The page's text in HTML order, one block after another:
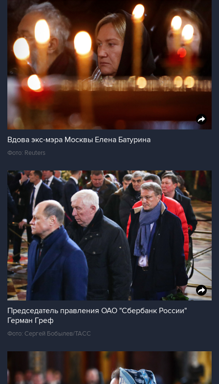
Вдова экс-мэра Москвы Елена Батурина
Фото: Reuters
Председатель правления ОАО "Сбербанк России"
Герман Греф
Фото: Сергей Бобылев/ТАСС